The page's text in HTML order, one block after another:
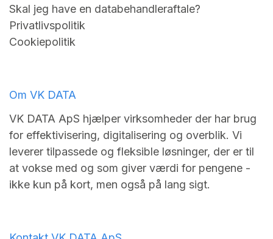
Skal jeg have en databehandleraftale?
Privatlivspolitik
Cookiepolitik
Om VK DATA
VK DATA ApS hjælper virksomheder der har brug
for effektivisering, digitalisering og overblik. Vi
leverer tilpassede og fleksible løsninger, der er til
at vokse med og som giver værdi for pengene -
ikke kun på kort, men også på lang sigt.